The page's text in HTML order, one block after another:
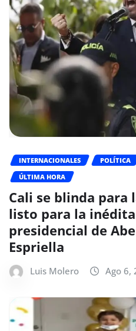
INTERNACIONALES POLÍTICA
ÚLTIMA HORA
Cali se blinda para
listo para la
presidencial de
Espriella
Luis Molero Ago 6,